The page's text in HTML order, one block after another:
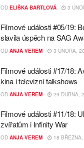
OD ELIŠKA BARTLOVÁ 3
Filmové události #05/19:
slavila úspěch na SAG
OD ANJA VEREM 3 ÚNORA,
Filmové události #17/18:
kina i televizní talkshows
OD ANJA VEREM 29 DUBNA,
Filmové události #11/18:
zvířatům i Infinity War
OD ANJA VEREM 18